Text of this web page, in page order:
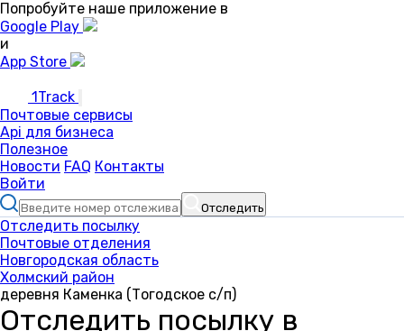
Попробуйте наше приложение в
Google Play
и
App Store
1Track
Почтовые сервисы
Api для бизнеса
Полезное
Новости FAQ Контакты
Войти
Отследить
Отследить посылку
Почтовые отделения
Новгородская область
Холмский район
деревня Каменка (Тогодское с/п)
Отследить посылку в